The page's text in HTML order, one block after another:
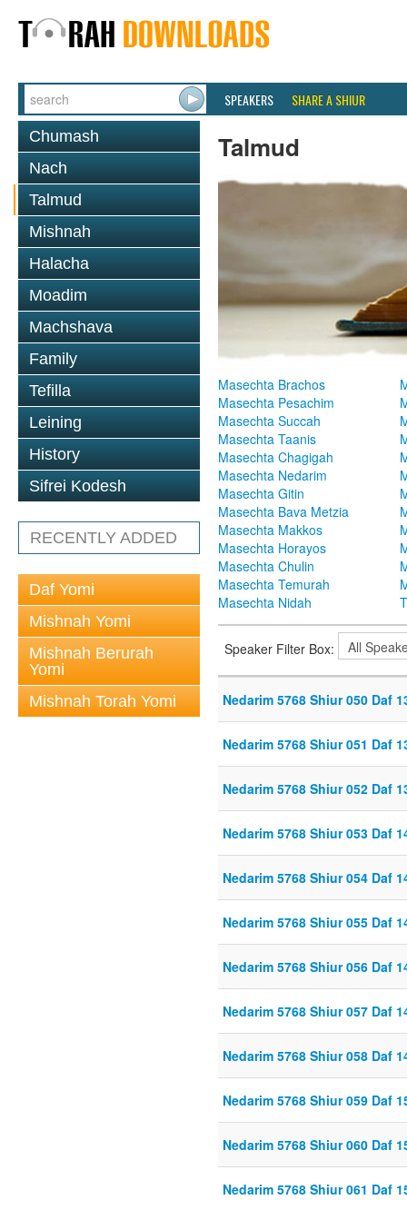
SPEAKERS SHARE A SHIUR
Chumash
Nach
Talmud
Mishnah
Halacha
Moadim
Machshava
Family
Tefilla
Leining
History
Sifrei Kodesh
RECENTLY ADDED
Daf Yomi
Mishnah Yomi
Mishnah Berurah
Yomi
Mishnah Torah Yomi
Talmud
Masechta Brachos
Masechta Pesachim
Masechta Succah
Masechta Taanis
Masechta Chagigah
Masechta Nedarim
Masechta Gitin
Masechta Bava Metzia
Masechta Makkos
Masechta Horayos
Masechta Chulin
Masechta Temurah
Masechta Nidah
Speaker Filter Box:
Nedarim 5768 Shiur 050 Daf
Nedarim 5768 Shiur 051 Daf
Nedarim 5768 Shiur 052 Daf
Nedarim 5768 Shiur 053 Daf
Nedarim 5768 Shiur 054 Daf
Nedarim 5768 Shiur 055 Daf
Nedarim 5768 Shiur 056 Daf
Nedarim 5768 Shiur 057 Daf
Nedarim 5768 Shiur 058 Daf
Nedarim 5768 Shiur 059 Daf
Nedarim 5768 Shiur 060 Daf
Nedarim 5768 Shiur 061 Daf